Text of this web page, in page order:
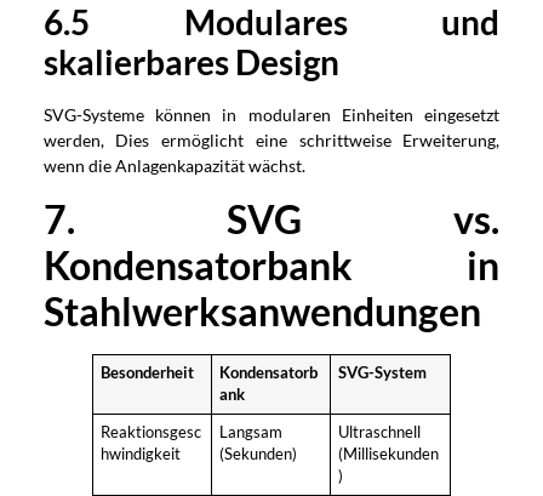
6.5 Modulares und
skalierbares Design
SVG-Systeme können in modularen Einheiten eingesetzt
werden, Dies ermöglicht eine schrittweise Erweiterung,
wenn die Anlagenkapazität wächst.
7. SVG vs.
Kondensatorbank in
Stahlwerksanwendungen
Besonderheit
Kondensatorb
ank
SVG-System
Reaktionsgesc
hwindigkeit
Langsam
(Sekunden)
Ultraschnell
(Millisekunden
)